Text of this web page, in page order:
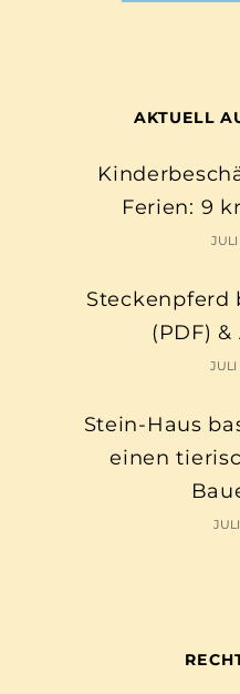
AKTUELL
Ferien: 9
JULI
Steckenpferd
(PDF)
JULI
Stein-Haus
einen